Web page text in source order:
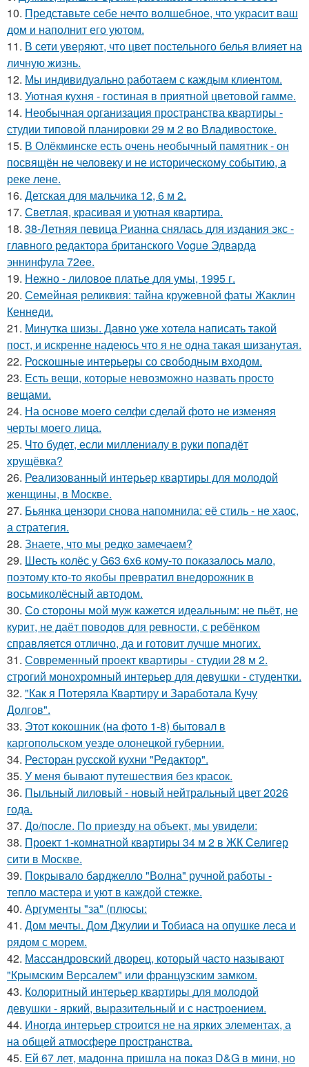
10. Представьте себе нечто волшебное, что украсит ваш
дом и наполнит его уютом.
11. В сети уверяют, что цвет постельного белья влияет на
личную жизнь.
12. Мы индивидуально работаем с каждым клиентом.
13. Уютная кухня - гостиная в приятной цветовой гамме.
14. Необычная организация пространства квартиры -
студии типовой планировки 29 м 2 во Владивостоке.
15. В Олёкминске есть очень необычный памятник - он
посвящён не человеку и не историческому событию, а
реке лене.
16. Детская для мальчика 12, 6 м 2.
17. Светлая, красивая и уютная квартира.
18. 38-Летняя певица Рианна снялась для издания экс -
главного редактора британского Vogue Эдварда
эннинфула 72ee.
19. Нежно - лиловое платье для умы, 1995 г.
20. Семейная реликвия: тайна кружевной фаты Жаклин
Кеннеди.
21. Минутка шизы. Давно уже хотела написать такой
пост, и искренне надеюсь что я не одна такая шизанутая.
22. Роскошные интерьеры со свободным входом.
23. Есть вещи, которые невозможно назвать просто
вещами.
24. На основе моего селфи сделай фото не изменяя
черты моего лица.
25. Что будет, если миллениалу в руки попадёт
хрущёвка?
26. Реализованный интерьер квартиры для молодой
женщины, в Москве.
27. Бьянка цензори снова напомнила: её стиль - не хаос,
а стратегия.
28. Знаете, что мы редко замечаем?
29. Шесть колёс у G63 6x6 кому-то показалось мало,
поэтому кто-то якобы превратил внедорожник в
восьмиколёсный автодом.
30. Со стороны мой муж кажется идеальным: не пьёт, не
курит, не даёт поводов для ревности, с ребёнком
справляется отлично, да и готовит лучше многих.
31. Современный проект квартиры - студии 28 м 2.
строгий монохромный интерьер для девушки - студентки.
32. "Как я Потеряла Квартиру и Заработала Кучу
Долгов".
33. Этот кокошник (на фото 1-8) бытовал в
каргопольском уезде олонецкой губернии.
34. Ресторан русской кухни "Редактор".
35. У меня бывают путешествия без красок.
36. Пыльный лиловый - новый нейтральный цвет 2026
года.
37. До/после. По приезду на объект, мы увидели:
38. Проект 1-комнатной квартиры 34 м 2 в ЖК Селигер
сити в Москве.
39. Покрывало барджелло "Волна" ручной работы -
тепло мастера и уют в каждой стежке.
40. Аргументы "за" (плюсы:
41. Дом мечты. Дом Джулии и Тобиаса на опушке леса и
рядом с морем.
42. Массандровский дворец, который часто называют
"Крымским Версалем" или французским замком.
43. Колоритный интерьер квартиры для молодой
девушки - яркий, выразительный и с настроением.
44. Иногда интерьер строится не на ярких элементах, а
на общей атмосфере пространства.
45. Ей 67 лет, мадонна пришла на показ D&G в мини, но